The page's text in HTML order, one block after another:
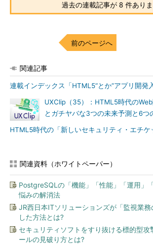
過去の連載記事が 8 件あり
前のページへ
関連記事
連載インデックス「HTML5“とか”アプリ開発
UXClip（35）：HTML5時代の
とガチヤバな3つの未来予測と6つ
HTML5時代の「新しいセキュリティ・エチケ
関連資料（ホワイトペーパー）
PostgreSQLの「機能」「性能」「運用」
悩みの解消法
JR西日本ITソリューションズが「監視業
した方法とは?
セキュリティソフトをすり抜ける標的型攻
ールの見破り方とは?